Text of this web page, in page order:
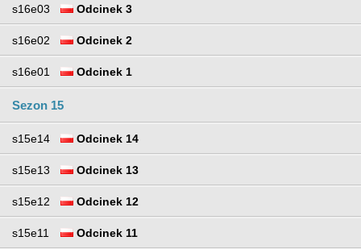
s16e03 Odcinek 3
s16e02 Odcinek 2
s16e01 Odcinek 1
Sezon 15
s15e14 Odcinek 14
s15e13 Odcinek 13
s15e12 Odcinek 12
s15e11 Odcinek 11